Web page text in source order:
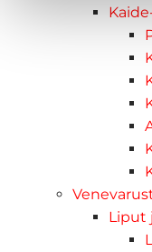
Liput